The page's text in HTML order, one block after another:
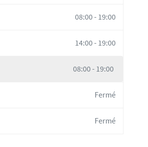
08:00- 19:00
14:00- 19:00
08:00- 19:00
Fermé
Fermé